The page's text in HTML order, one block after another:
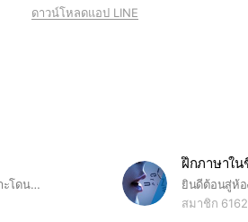
ดาวน์โหลดแอป LINE
คลิปเด็ด​ คลิปโดน ฮาจนเกร็ง เพลงเพราะโดนใจ​ #ใส่รูปโปรไฟล์ก่อนเข้านะครับ รูปอะไรก็ได้😁😉
สมาชิก 6162